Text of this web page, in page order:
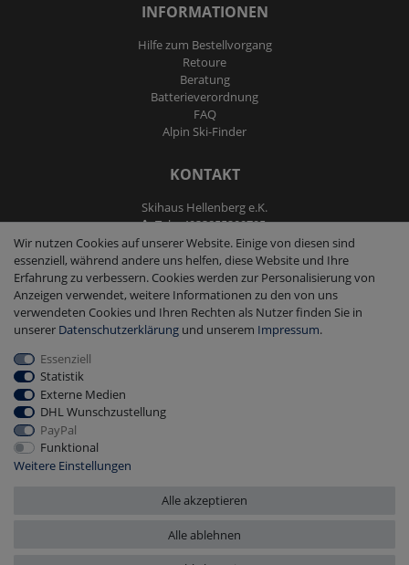
INFORMATIONEN
Hilfe zum Bestellvorgang
Retoure
Beratung
Batterieverordnung
FAQ
Alpin Ski-Finder
KONTAKT
Skihaus Hellenberg e.K.
Tel: +4933855200795
Fax: +4933855200793
kontakt@ski-andmore.de
2026 Skihaus Hellenberg e.K.
*Alle Preise inkl. MwSt., zzgl. Versandkosten
Wir nutzen Cookies auf unserer Website. Einige von diesen sind
essenziell, während andere uns helfen, diese Website und Ihre
Erfahrung zu verbessern. Cookies werden zur Personalisierung von
Anzeigen verwendet, weitere Informationen zu den von uns
verwendeten Cookies und Ihren Rechten als Nutzer finden Sie in
unserer Daten­schutz­erklärung und unserem Impressum.
Essenziell
Statistik
Externe Medien
DHL Wunschzustellung
PayPal
Funktional
Weitere Einstellungen
Alle akzeptieren
Alle ablehnen